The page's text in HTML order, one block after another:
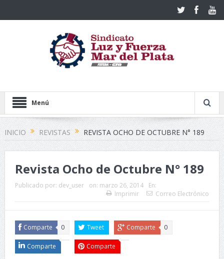
Menú
INICIO REVISTAS REVISTA OCHO DE OCTUBRE N° 189
Revista Ocho de Octubre N° 189
Publicado por: dev_user on: marzo 26, 2014
En:
Imprimir
Correo Electrónico
Comparte 0 Tweet Comparte 0
Comparte Comparte